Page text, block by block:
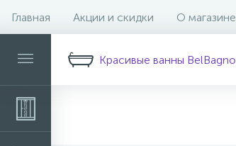
Главная Акции и скидки О магазине
Красивые ванны BelBagno
Фильтр